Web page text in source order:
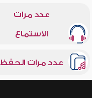
عدد مرات
الاستماع
عدد مرات الحفظ